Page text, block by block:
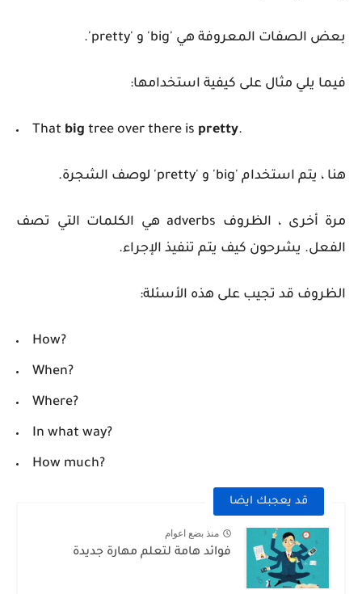
بعض الصفات المعروفة هي 'big' و 'pretty'.
فيما يلي مثال على كيفية استخدامها:
That big tree over there is pretty.
هنا ، يتم استخدام 'big' و 'pretty' لوصف الشجرة.
مرة أخرى ، الظروف adverbs هي الكلمات التي تصف
الفعل. يشرحون كيف يتم تنفيذ الإجراء.
الظروف قد تجيب على هذه الأسئلة:
How?
When?
Where?
In what way?
How much?
قد يعجبك ايضا
منذ بضع اعوام
فوائد هامة لتعلم مهارة جديدة